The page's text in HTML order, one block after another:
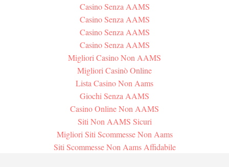
Casino Senza AAMS
Casino Senza AAMS
Casino Senza AAMS
Casino Senza AAMS
Migliori Casino Non AAMS
Migliori Casinò Online
Lista Casino Non Aams
Giochi Senza AAMS
Casino Online Non AAMS
Siti Non AAMS Sicuri
Migliori Siti Scommesse Non Aams
Siti Scommesse Non Aams Affidabile